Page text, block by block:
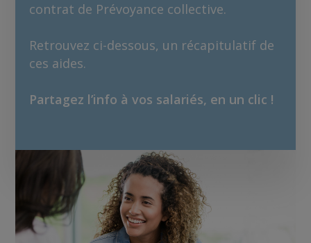
contrat de Prévoyance collective.
Retrouvez ci-dessous, un récapitulatif de
ces aides.
Partagez l’info à vos salariés, en un clic !